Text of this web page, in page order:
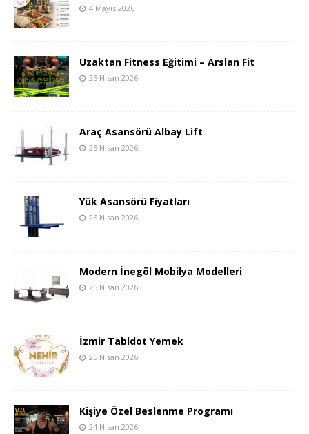
4 Mayıs 2026
Uzaktan Fitness Eğitimi – Arslan Fit
25 Nisan 2026
Araç Asansörü Albay Lift
25 Nisan 2026
Yük Asansörü Fiyatları
25 Nisan 2026
Modern İnegöl Mobilya Modelleri
25 Nisan 2026
İzmir Tabldot Yemek
25 Nisan 2026
Kişiye Özel Beslenme Programı
24 Nisan 2026